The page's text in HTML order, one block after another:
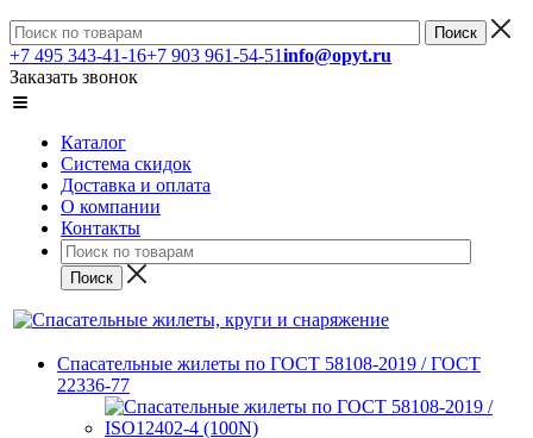
+7 495 343-41-16+7 903 961-54-51info@opyt.ru
Заказать звонок
Каталог
Система скидок
Доставка и оплата
О компании
Контакты
Спасательные жилеты по ГОСТ 58108-2019 / ГОСТ
22336-77